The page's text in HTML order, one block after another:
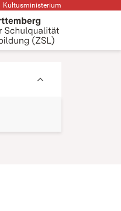
Kultusministerium